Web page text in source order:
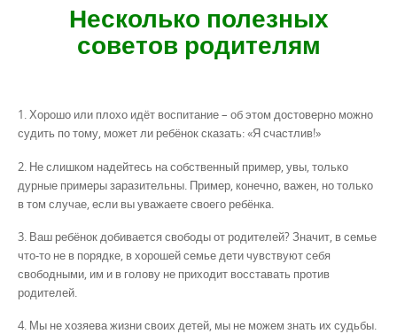
Несколько полезных
советов родителям
1. Хорошо или плохо идёт воспитание – об этом достоверно можно
судить по тому, может ли ребёнок сказать: «Я счастлив!»
2. Не слишком надейтесь на собственный пример, увы, только
дурные примеры заразительны. Пример, конечно, важен, но только
в том случае, если вы уважаете своего ребёнка.
3. Ваш ребёнок добивается свободы от родителей? Значит, в семье
что-то не в порядке, в хорошей семье дети чувствуют себя
свободными, им и в голову не приходит восставать против
родителей.
4. Мы не хозяева жизни своих детей, мы не можем знать их судьбы.